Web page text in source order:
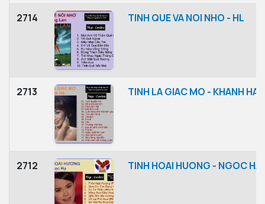
2714 TINH QUE VA NOI NHO - HL
2713 TINH LA GIAC MO - KHANH HA
2712 TINH HOAI HUONG - NGOC HA